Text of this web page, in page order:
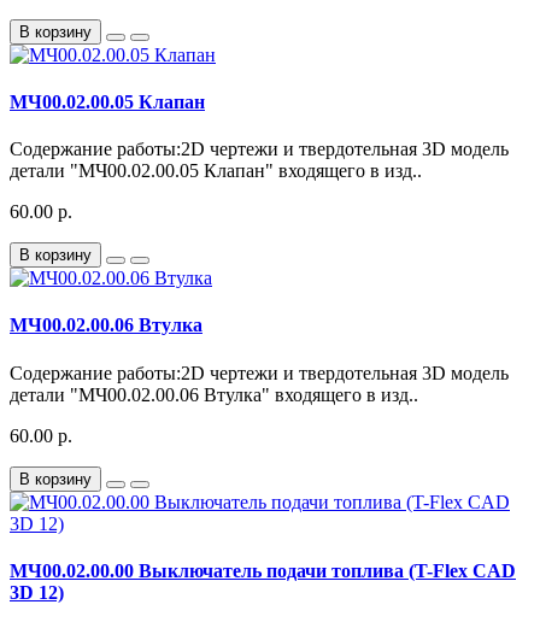
В корзину
МЧ00.02.00.05 Клапан
Содержание работы:2D чертежи и твердотельная 3D модель
детали "МЧ00.02.00.05 Клапан" входящего в изд..
60.00 р.
В корзину
МЧ00.02.00.06 Втулка
Содержание работы:2D чертежи и твердотельная 3D модель
детали "МЧ00.02.00.06 Втулка" входящего в изд..
60.00 р.
В корзину
МЧ00.02.00.00 Выключатель подачи топлива (T-Flex CAD
3D 12)